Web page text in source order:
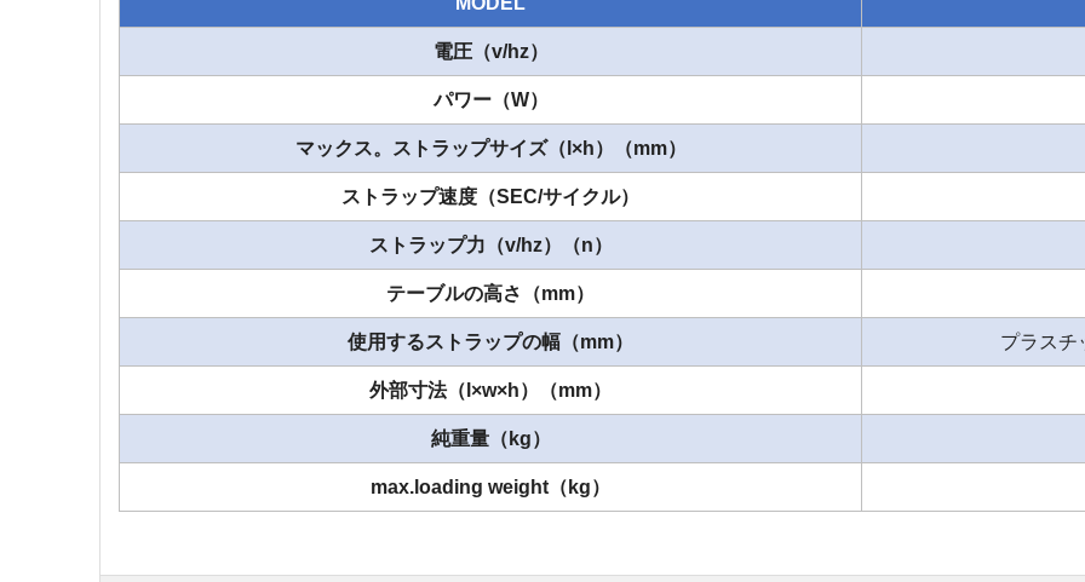
電圧（v/hz）
パワー（W）
マックス。ストラップサイズ（l×h）（mm）
ストラップ速度（SEC/サイクル）
ストラップ力（v/hz）（n）
テーブルの高さ（mm）
使用するストラップの幅（mm） プラスチ
外部寸法（l×w×h）（mm）
純重量（kg）
max.loading weight（kg）